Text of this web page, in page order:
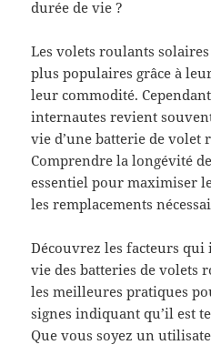
durée de vie ?
Les volets roulants
plus populaires grâce à
leur commodité.
internautes revient
vie d’une batterie de volet
Comprendre la longévité
essentiel pour maximiser
les remplacements
Découvrez les facteurs
vie des batteries de volets
les meilleures pratiques
signes indiquant qu’il est
Que vous soyez un